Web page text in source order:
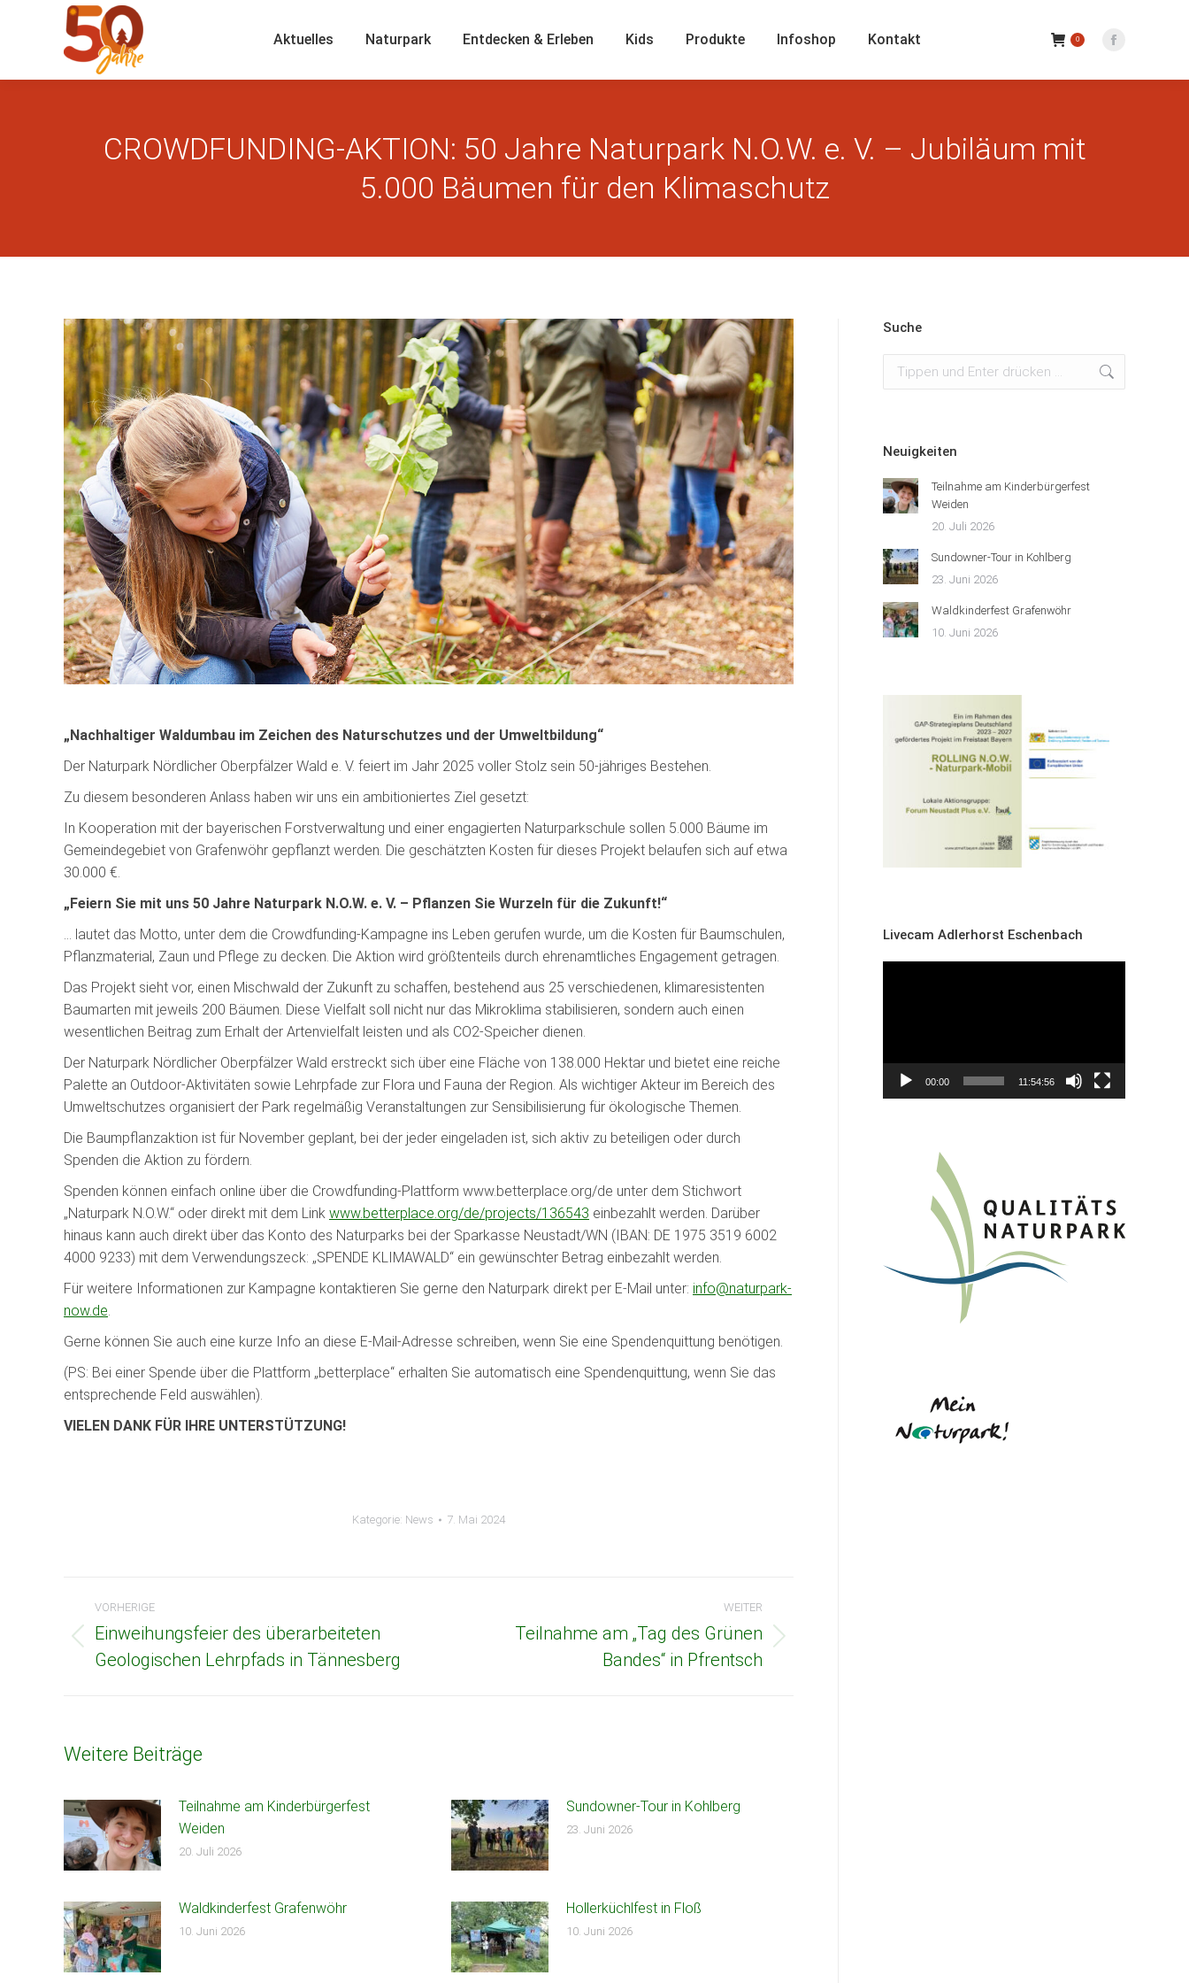
Aktuelles Naturpark Entdecken & Erleben Kids Produkte Infoshop Kontakt 0
Facebook
CROWDFUNDING-AKTION: 50 Jahre Naturpark N.O.W. e. V. – Jubiläum mit
5.000 Bäumen für den Klimaschutz
„Nachhaltiger Waldumbau im Zeichen des Naturschutzes und der Umweltbildung“
Der Naturpark Nördlicher Oberpfälzer Wald e. V. feiert im Jahr 2025 voller Stolz sein 50-jähriges Bestehen.
Zu diesem besonderen Anlass haben wir uns ein ambitioniertes Ziel gesetzt:
In Kooperation mit der bayerischen Forstverwaltung und einer engagierten Naturparkschule sollen 5.000 Bäume im
Gemeindegebiet von Grafenwöhr gepflanzt werden. Die geschätzten Kosten für dieses Projekt belaufen sich auf etwa
30.000 €.
„Feiern Sie mit uns 50 Jahre Naturpark N.O.W. e. V. – Pflanzen Sie Wurzeln für die Zukunft!“
… lautet das Motto, unter dem die Crowdfunding-Kampagne ins Leben gerufen wurde, um die Kosten für Baumschulen,
Pflanzmaterial, Zaun und Pflege zu decken. Die Aktion wird größtenteils durch ehrenamtliches Engagement getragen.
Das Projekt sieht vor, einen Mischwald der Zukunft zu schaffen, bestehend aus 25 verschiedenen, klimaresistenten
Baumarten mit jeweils 200 Bäumen. Diese Vielfalt soll nicht nur das Mikroklima stabilisieren, sondern auch einen
wesentlichen Beitrag zum Erhalt der Artenvielfalt leisten und als CO2-Speicher dienen.
Der Naturpark Nördlicher Oberpfälzer Wald erstreckt sich über eine Fläche von 138.000 Hektar und bietet eine reiche
Palette an Outdoor-Aktivitäten sowie Lehrpfade zur Flora und Fauna der Region. Als wichtiger Akteur im Bereich des
Umweltschutzes organisiert der Park regelmäßig Veranstaltungen zur Sensibilisierung für ökologische Themen.
Die Baumpflanzaktion ist für November geplant, bei der jeder eingeladen ist, sich aktiv zu beteiligen oder durch
Spenden die Aktion zu fördern.
Spenden können einfach online über die Crowdfunding-Plattform www.betterplace.org/de unter dem Stichwort
„Naturpark N.O.W.“ oder direkt mit dem Link www.betterplace.org/de/projects/136543 einbezahlt werden. Darüber
hinaus kann auch direkt über das Konto des Naturparks bei der Sparkasse Neustadt/WN (IBAN: DE 1975 3519 6002
4000 9233) mit dem Verwendungszeck: „SPENDE KLIMAWALD“ ein gewünschter Betrag einbezahlt werden.
Für weitere Informationen zur Kampagne kontaktieren Sie gerne den Naturpark direkt per E-Mail unter: info@naturpark-
now.de
Gerne können Sie auch eine kurze Info an diese E-Mail-Adresse schreiben, wenn Sie eine Spendenquittung benötigen.
(PS: Bei einer Spende über die Plattform „betterplace“ erhalten Sie automatisch eine Spendenquittung, wenn Sie das
entsprechende Feld auswählen).
VIELEN DANK FÜR IHRE UNTERSTÜTZUNG!
Kategorie: News 7. Mai 2024
Beitragsnavigation
VORHERIGE
Beitrag:
Einweihungsfeier des überarbeiteten
Geologischen Lehrpfads in Tännesberg
WEITER
Teilnahme am „Tag des Grünen
Bandes“ in Pfrentsch
Weitere Beiträge
Teilnahme am Kinderbürgerfest
Weiden
20. Juli 2026
Sundowner-Tour in Kohlberg
23. Juni 2026
Waldkinderfest Grafenwöhr
10. Juni 2026
Hollerküchlfest in Floß
10. Juni 2026
Suche
Neuigkeiten
Teilnahme am Kinderbürgerfest
Weiden
20. Juli 2026
Sundowner-Tour in Kohlberg
23. Juni 2026
Waldkinderfest Grafenwöhr
10. Juni 2026
Livecam Adlerhorst Eschenbach
00:00 11:54:56